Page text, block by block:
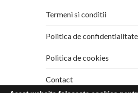
Termeni si conditii
Politica de confidentialitate
Politica de cookies
Contact